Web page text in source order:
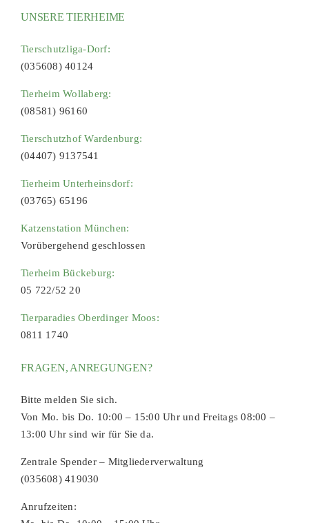
UNSERE TIERHEIME
Tierschutzliga-Dorf:
(035608) 40124
Tierheim Wollaberg:
(08581) 96160
Tierschutzhof Wardenburg:
(04407) 9137541
Tierheim Unterheinsdorf:
(03765) 65196
Katzenstation München:
Vorübergehend geschlossen
Tierheim Bückeburg:
05 722/52 20
Tierparadies Oberdinger Moos:
0811 1740
FRAGEN, ANREGUNGEN?
Bitte melden Sie sich.
Von Mo. bis Do. 10:00 – 15:00 Uhr und Freitags 08:00 –
13:00 Uhr sind wir für Sie da.
Zentrale Spender – Mitgliederverwaltung
(035608) 419030
Anrufzeiten: